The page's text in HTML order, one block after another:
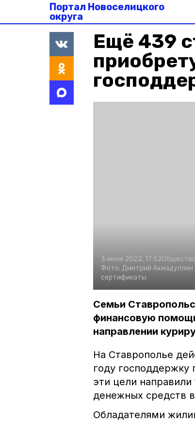
Портал Новоселицкого
округа
Ещё 439
3 июня 2022, 17:52Общество
Фото: Дмитрий Ахмадуллин
сертификаты
Семьи
финансовую
направлении
На Ставрополье
году господдержку
эти цели
денежных средств
Обладателями